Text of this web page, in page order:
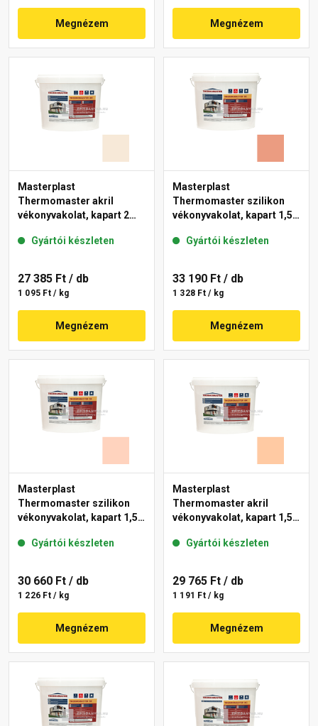
Megnézem Megnézem
Masterplast
Thermomaster akril
vékonyvakolat, kapart 2
Gyártói készleten
27 385 Ft / db
1 095 Ft / kg
Megnézem
Masterplast
Thermomaster szilikon
vékonyvakolat, kapart 1,5
Gyártói készleten
33 190 Ft / db
1 328 Ft / kg
Megnézem
Masterplast
Thermomaster szilikon
vékonyvakolat, kapart 1,5
Gyártói készleten
30 660 Ft / db
1 226 Ft / kg
Megnézem
Masterplast
Thermomaster akril
vékonyvakolat, kapart 1,5
Gyártói készleten
29 765 Ft / db
1 191 Ft / kg
Megnézem